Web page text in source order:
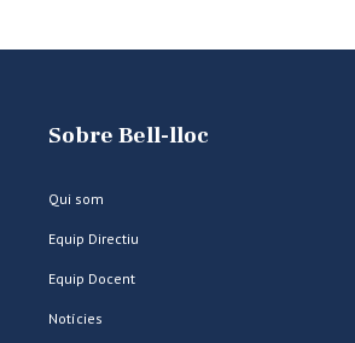
Sobre Bell-lloc
Qui som
Equip Directiu
Equip Docent
Notícies